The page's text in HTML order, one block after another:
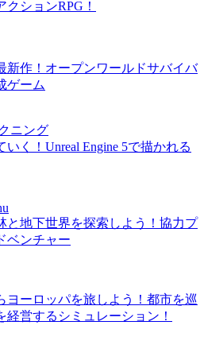
ションRPG！
新作！オープンワールドサバイバ
ゲーム
ニング
く！Unreal Engine 5で描かれる
と地下世界を探索しよう！協力プ
ベンチャー
ヨーロッパを旅しよう！都市を巡
経営するシミュレーション！